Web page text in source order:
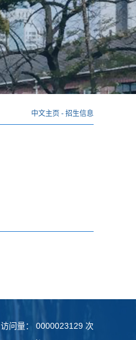
中文主页 - 招生信息
访问量： 0000023129 次